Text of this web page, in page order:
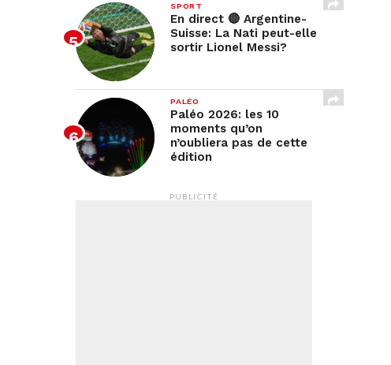
SPORT
En direct 🔴 Argentine-
Suisse: La Nati peut-elle
sortir Lionel Messi?
PALÉO
Paléo 2026: les 10
moments qu’on
n’oubliera pas de cette
édition
PUBLICITÉ